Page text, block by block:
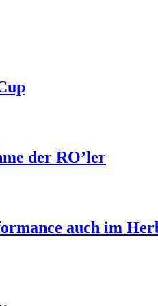
der RO’ler
auch im